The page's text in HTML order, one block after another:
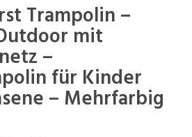
Trampolin –
mit
–
für Kinder
– Mehrfarbig